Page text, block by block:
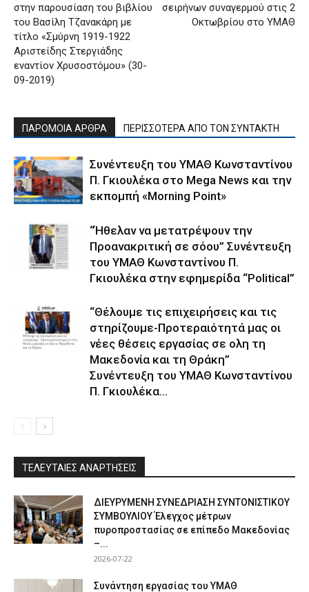
στην παρουσίαση του βιβλίου
του Βασίλη Τζανακάρη με
τίτλο «Σμύρνη 1919-1922
Αριστείδης Στεργιάδης
εναντίον Χρυσοστόμου» (30-
09-2019)
σειρήνων συναγερμού στις 2
Οκτωβρίου στο ΥΜΑΘ
ΠΑΡΟΜΟΙΑ ΑΡΘΡΑ ΠΕΡΙΣΣΟΤΕΡΑ ΑΠΟ ΤΟΝ ΣΥΝΤΑΚΤΗ
Συνέντευξη του ΥΜΑΘ Κωνσταντίνου
Π. Γκιουλέκα στο Mega News και την
εκπομπή «Morning Point»
“Ήθελαν να μετατρέψουν την
Προανακριτική σε σόου” Συνέντευξη
του ΥΜΑΘ Κωνσταντίνου Π.
Γκιουλέκα στην εφημερίδα “Political”
“Θέλουμε τις επιχειρήσεις και τις
στηρίζουμε-Προτεραιότητά μας οι
νέες θέσεις εργασίας σε ολη τη
Μακεδονία και τη Θράκη”
Συνέντευξη του ΥΜΑΘ Κωνσταντίνου
Π. Γκιουλέκα...
ΤΕΛΕΥΤΑΙΕΣ ΑΝΑΡΤΗΣΕΙΣ
ΔΙΕΥΡΥΜΕΝΗ ΣΥΝΕΔΡΙΑΣΗ ΣΥΝΤΟΝΙΣΤΙΚΟΥ
ΣΥΜΒΟΥΛΙΟΥ Έλεγχος μέτρων
πυροπροστασίας σε επίπεδο Μακεδονίας
–...
2026-07-22
Συνάντηση εργασίας του ΥΜΑΘ